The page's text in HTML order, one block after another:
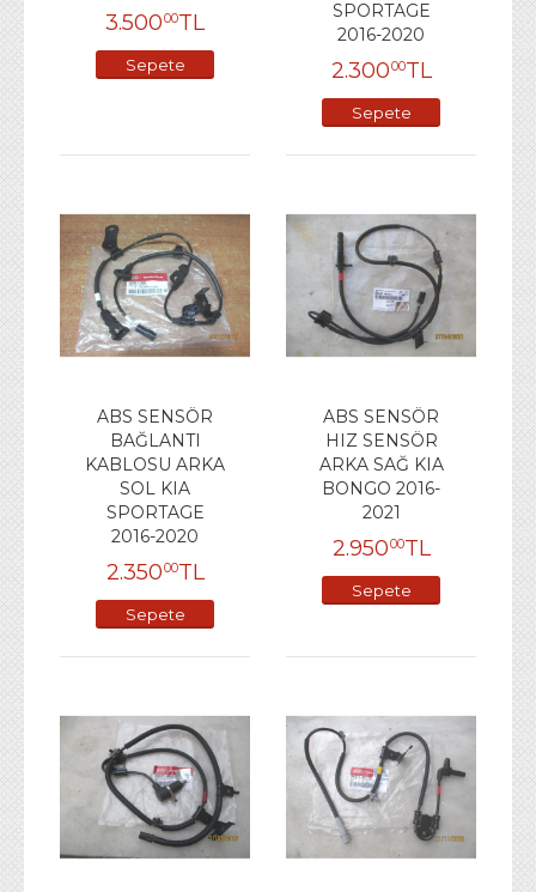
3.50000TL
Sepete
SPORTAGE
2016-2020
2.30000TL
Sepete
ABS SENSÖR
BAĞLANTI
KABLOSU ARKA
SOL KIA
SPORTAGE
2016-2020
2.35000TL
Sepete
ABS SENSÖR
HIZ SENSÖR
ARKA SAĞ KIA
BONGO 2016-
2021
2.95000TL
Sepete